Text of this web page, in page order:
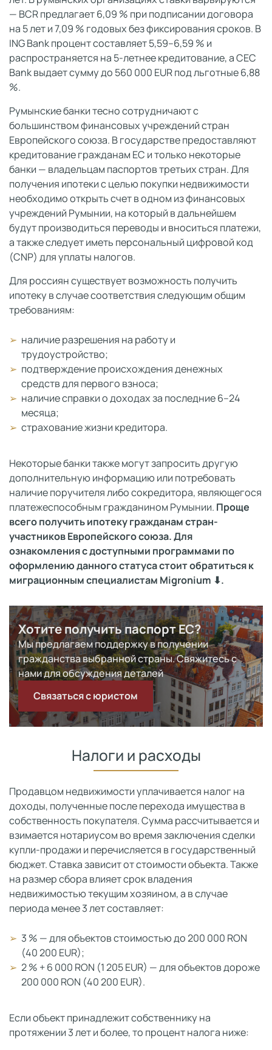
— BCR предлагает 6,09 % при подписании договора
на 5 лет и 7,09 % годовых без фиксирования сроков. В
ING Bank процент составляет 5,59–6,59 % и
распространяется на 5-летнее кредитование, а CEC
Bank выдает сумму до 560 000 EUR под льготные 6,88
%.
Румынские банки тесно сотрудничают с
большинством финансовых учреждений стран
Европейского союза. В государстве предоставляют
кредитование гражданам ЕС и только некоторые
банки — владельцам паспортов третьих стран. Для
получения ипотеки с целью покупки недвижимости
необходимо открыть счет в одном из финансовых
учреждений Румынии, на который в дальнейшем
будут производиться переводы и вноситься платежи,
а также следует иметь персональный цифровой код
(CNP) для уплаты налогов.
Для россиян существует возможность получить
ипотеку в случае соответствия следующим общим
требованиям:
наличие разрешения на работу и
трудоустройство;
подтверждение происхождения денежных
средств для первого взноса;
наличие справки о доходах за последние 6–24
месяца;
страхование жизни кредитора.
Некоторые банки также могут запросить другую
дополнительную информацию или потребовать
наличие поручителя либо сокредитора, являющегося
платежеспособным гражданином Румынии. Проще
всего получить ипотеку гражданам стран-
участников Европейского союза. Для
ознакомления с доступными программами по
оформлению данного статуса стоит обратиться к
миграционным специалистам Migronium ⬇.
Хотите получить паспорт ЕС?
Мы предлагаем поддержку в получении
гражданства выбранной страны. Свяжитесь с
нами для обсуждения деталей
Связаться с юристом
Налоги и расходы
Продавцом недвижимости уплачивается налог на
доходы, полученные после перехода имущества в
собственность покупателя. Сумма рассчитывается и
взимается нотариусом во время заключения сделки
купли-продажи и перечисляется в государственный
бюджет. Ставка зависит от стоимости объекта. Также
на размер сбора влияет срок владения
недвижимостью текущим хозяином, а в случае
периода менее 3 лет составляет:
3 % — для объектов стоимостью до 200 000 RON
(40 200 EUR);
2 % + 6 000 RON (1 205 EUR) — для объектов дороже
200 000 RON (40 200 EUR).
Если объект принадлежит собственнику на
протяжении 3 лет и более, то процент налога ниже: